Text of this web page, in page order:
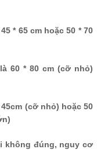
* 65 cm hoặc 50 * 70
60 * 80 cm (cỡ nhỏ)
(cỡ nhỏ) hoặc 50
không đúng, nguy cơ